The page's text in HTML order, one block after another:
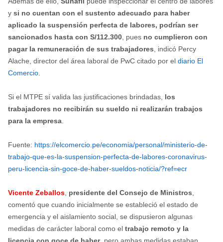
y si no cuentan con el sustento adecuado para haber
aplicado la suspensión perfecta de labores, podrían ser
sancionados hasta con S/112.300, pues no cumplieron con
pagar la remuneración de sus trabajadores , indicó Percy
Alache, director del área laboral de PwC citado por el diario El
Comercio.
Si el MTPE sí valida las justificaciones brindadas, los
trabajadores no recibirán su sueldo ni realizarán trabajos
para la empresa.
Fuente: https://elcomercio.pe/economia/personal/ministerio-de-
trabajo-que-es-la-suspension-perfecta-de-labores-coronavirus-
peru-licencia-sin-goce-de-haber-sueldos-noticia/?ref=ecr
Vicente Zeballos, presidente del Consejo de Ministros
comentó que cuando inicialmente se estableció el estado de
emergencia y el aislamiento social, se dispusieron algunas
medidas de carácter laboral como el trabajo remoto y la
licencia con goce de haber, pero ambas medidas estaban